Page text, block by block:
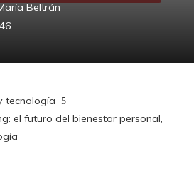
Beltrán
tecnología
el futuro del bienestar personal,